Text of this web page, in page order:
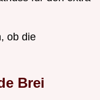
ob die
Brei